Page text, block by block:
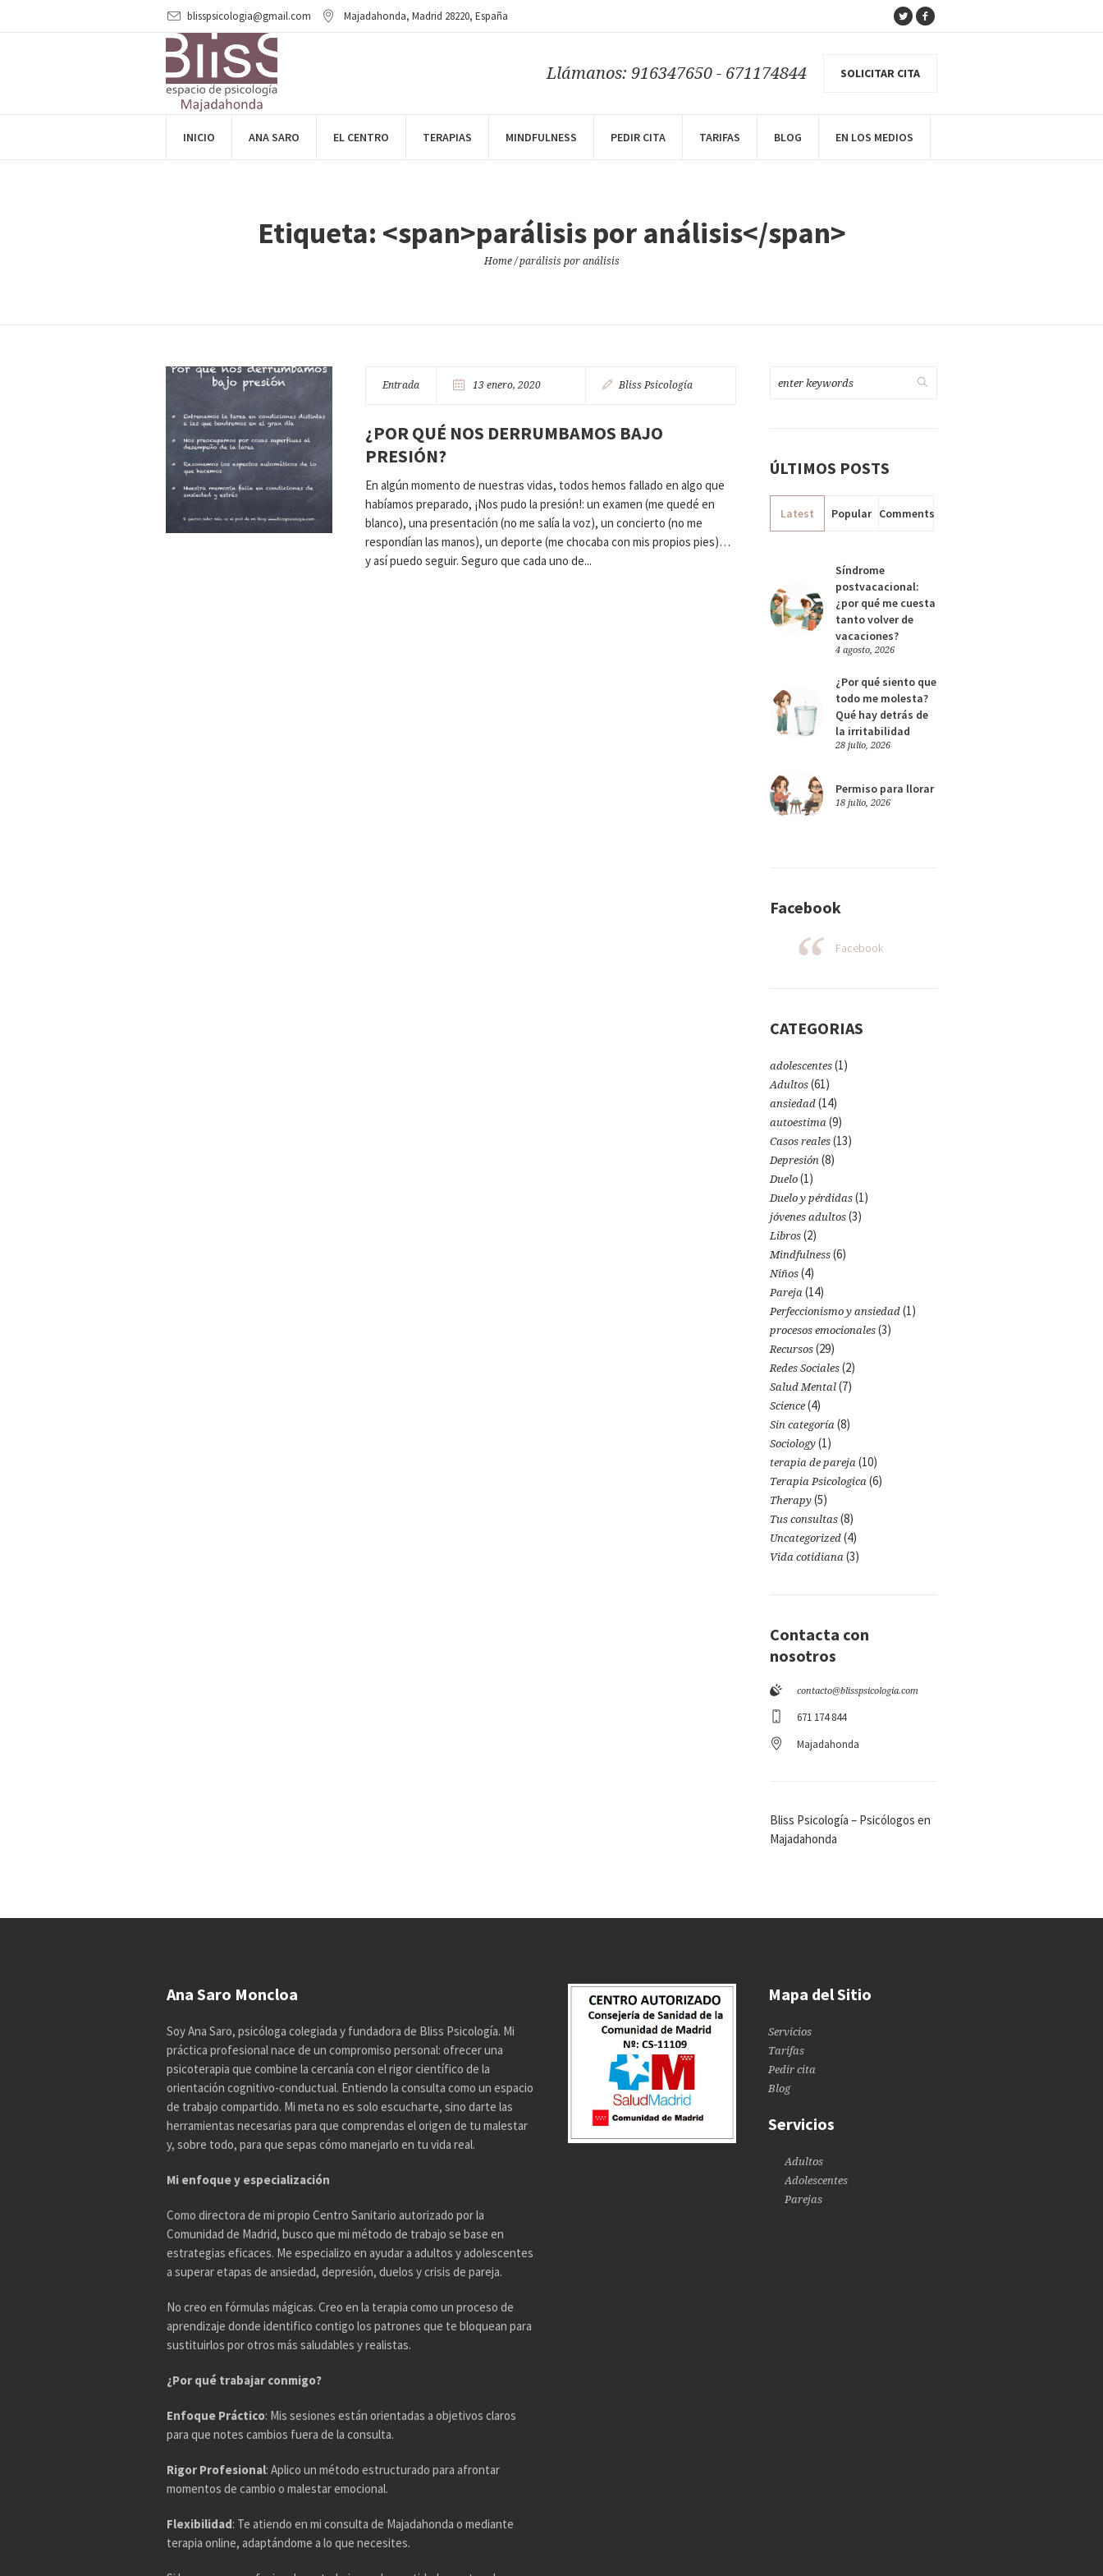
blisspsicologia@gmail.com Majadahonda, Madrid 28220, España
Llámanos: 916347650 - 671174844 SOLICITAR CITA
INICIO ANA SARO EL CENTRO TERAPIAS MINDFULNESS PEDIR CITA TARIFAS BLOG EN LOS MEDIOS
Etiqueta: <span>parálisis por análisis</span>
Home /parálisis por análisis
Entrada 13 enero, 2020 Bliss Psicología
¿POR QUÉ NOS DERRUMBAMOS BAJO
PRESIÓN?
En algún momento de nuestras vidas, todos hemos fallado en algo que
habíamos preparado, ¡Nos pudo la presión!: un examen (me quedé en
blanco), una presentación (no me salía la voz), un concierto (no me
respondían las manos), un deporte (me chocaba con mis propios pies)…
y así puedo seguir. Seguro que cada uno de...
ÚLTIMOS POSTS
Latest Popular Comments
Síndrome
postvacacional:
¿por qué me cuesta
tanto volver de
vacaciones?
4 agosto, 2026
¿Por qué siento que
todo me molesta?
Qué hay detrás de
la irritabilidad
28 julio, 2026
Permiso para llorar
18 julio, 2026
Facebook
Facebook
CATEGORIAS
adolescentes(1)
Adultos(61)
ansiedad(14)
autoestima(9)
Casos reales(13)
Depresión(8)
Duelo(1)
Duelo y pérdidas(1)
jóvenes adultos(3)
Libros(2)
Mindfulness(6)
Niños(4)
Pareja(14)
Perfeccionismo y ansiedad(1)
procesos emocionales(3)
Recursos(29)
Redes Sociales(2)
Salud Mental(7)
Science(4)
Sin categoría(8)
Sociology(1)
terapia de pareja(10)
Terapia Psicologica(6)
Therapy(5)
Tus consultas(8)
Uncategorized(4)
Vida cotidiana(3)
Contacta con
nosotros
contacto@blisspsicologia.com
671 174 844
Majadahonda
Bliss Psicología – Psicólogos en
Majadahonda
Ana Saro Moncloa
Soy Ana Saro, psicóloga colegiada y fundadora de Bliss Psicología. Mi
práctica profesional nace de un compromiso personal: ofrecer una
psicoterapia que combine la cercanía con el rigor científico de la
orientación cognitivo-conductual. Entiendo la consulta como un espacio
de trabajo compartido. Mi meta no es solo escucharte, sino darte las
herramientas necesarias para que comprendas el origen de tu malestar
y, sobre todo, para que sepas cómo manejarlo en tu vida real.
Mi enfoque y especialización
Como directora de mi propio Centro Sanitario autorizado por la
Comunidad de Madrid, busco que mi método de trabajo se base en
estrategias eficaces. Me especializo en ayudar a adultos y adolescentes
a superar etapas de ansiedad, depresión, duelos y crisis de pareja.
No creo en fórmulas mágicas. Creo en la terapia como un proceso de
aprendizaje donde identifico contigo los patrones que te bloquean para
sustituirlos por otros más saludables y realistas.
¿Por qué trabajar conmigo?
Enfoque Práctico: Mis sesiones están orientadas a objetivos claros
para que notes cambios fuera de la consulta.
Rigor Profesional: Aplico un método estructurado para afrontar
momentos de cambio o malestar emocional.
Flexibilidad: Te atiendo en mi consulta de Majadahonda o mediante
terapia online, adaptándome a lo que necesites.
Mapa del Sitio
Servicios
Tarifas
Pedir cita
Blog
Servicios
Adultos
Adolescentes
Parejas